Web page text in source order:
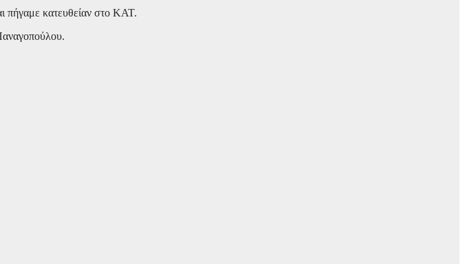
πήγαμε κατευθείαν στο ΚΑΤ.